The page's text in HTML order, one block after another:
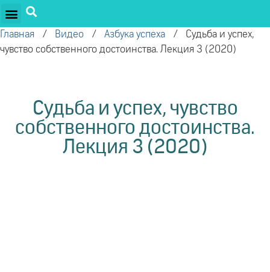
Главная / Видео / Азбука успеха / Судьба и успех,
чувство собственного достоинства. Лекция 3 (2020)
Судьба и успех, чувство
собственного достоинства.
Лекция 3 (2020)